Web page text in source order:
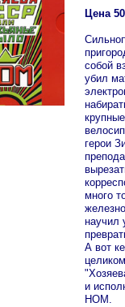
Цена
собой
убил
герои
много
научил
А вот
и
НОМ.